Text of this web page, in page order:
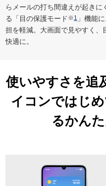
らメールの打ち間違えが起き
る「目の保護モード ※1 」機能
担を軽減。大画面で見やすく、
快適に。
使いやすさを追
イコンではじ
るかんた